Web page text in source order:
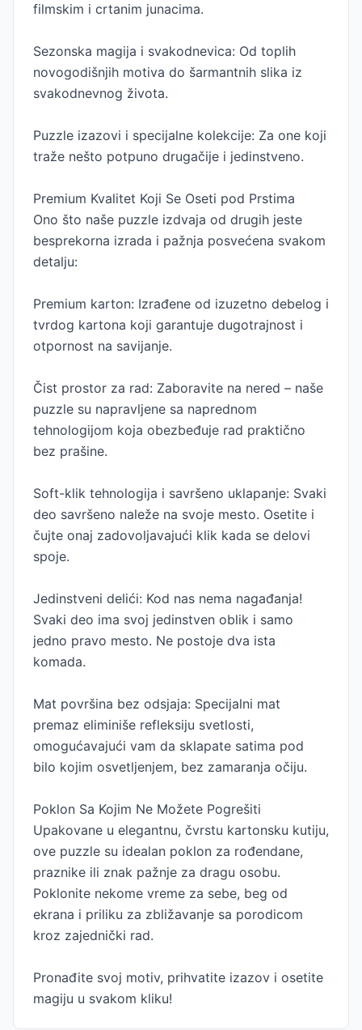
filmskim i crtanim junacima.
Sezonska magija i svakodnevica: Od toplih
novogodišnjih motiva do šarmantnih slika iz
svakodnevnog života.
Puzzle izazovi i specijalne kolekcije: Za one koji
traže nešto potpuno drugačije i jedinstveno.
Premium Kvalitet Koji Se Oseti pod Prstima
Ono što naše puzzle izdvaja od drugih jeste
besprekorna izrada i pažnja posvećena svakom
detalju:
Premium karton: Izrađene od izuzetno debelog i
tvrdog kartona koji garantuje dugotrajnost i
otpornost na savijanje.
Čist prostor za rad: Zaboravite na nered – naše
puzzle su napravljene sa naprednom
tehnologijom koja obezbeđuje rad praktično
bez prašine.
Soft-klik tehnologija i savršeno uklapanje: Svaki
deo savršeno naleže na svoje mesto. Osetite i
čujte onaj zadovoljavajući klik kada se delovi
spoje.
Jedinstveni delići: Kod nas nema nagađanja!
Svaki deo ima svoj jedinstven oblik i samo
jedno pravo mesto. Ne postoje dva ista
komada.
Mat površina bez odsjaja: Specijalni mat
premaz eliminiše refleksiju svetlosti,
omogućavajući vam da sklapate satima pod
bilo kojim osvetljenjem, bez zamaranja očiju.
Poklon Sa Kojim Ne Možete Pogrešiti
Upakovane u elegantnu, čvrstu kartonsku kutiju,
ove puzzle su idealan poklon za rođendane,
praznike ili znak pažnje za dragu osobu.
Poklonite nekome vreme za sebe, beg od
ekrana i priliku za zbližavanje sa porodicom
kroz zajednički rad.
Pronađite svoj motiv, prihvatite izazov i osetite
magiju u svakom kliku!